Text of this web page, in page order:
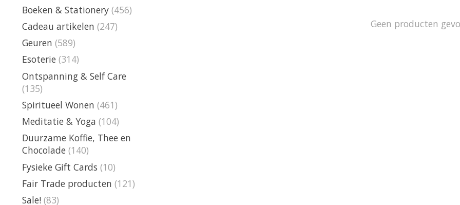
Boeken & Stationery (456)
Cadeau artikelen (247)
Geuren (589)
Esoterie (314)
Ontspanning & Self Care
(135)
Spiritueel Wonen (461)
Meditatie & Yoga (104)
Duurzame Koffie, Thee en
Chocolade (140)
Fysieke Gift Cards (10)
Fair Trade producten (121)
Sale! (83)
Geen producten